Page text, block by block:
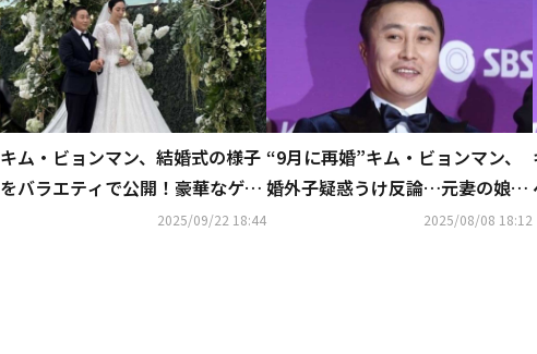
キム・ビョンマン、結婚式の様子
をバラエティで公開！豪華なゲス
2025/09/22 18:44
“9月に再婚”キム・ビョンマン、
婚外子疑惑うけ反論…元妻の娘と
2025/08/08 18:12